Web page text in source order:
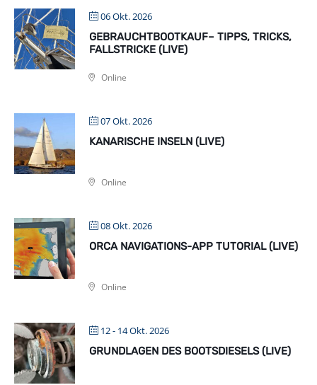
06 Okt. 2026
GEBRAUCHTBOOTKAUF– TIPPS, TRICKS,
FALLSTRICKE (LIVE)
Online
07 Okt. 2026
KANARISCHE INSELN (LIVE)
Online
08 Okt. 2026
ORCA NAVIGATIONS-APP TUTORIAL (LIVE)
Online
12 - 14 Okt. 2026
GRUNDLAGEN DES BOOTSDIESELS (LIVE)